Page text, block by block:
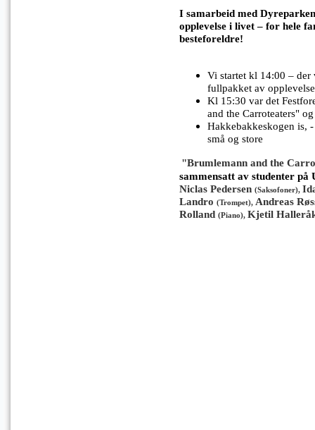
I samarbeid med
opplevelse i livet – for hele
besteforeldre!
Vi startet kl 14:00 –
fullpakket av
Kl 15:30 var det
and the Carroteaters"
Hakkebakkeskogen is,
små og store
"Brumlemann and the
sammensatt av studenter
Niclas Pedersen (Saksofoner),
Landro (Trompet), Andreas
Rolland (Piano), Kjetil